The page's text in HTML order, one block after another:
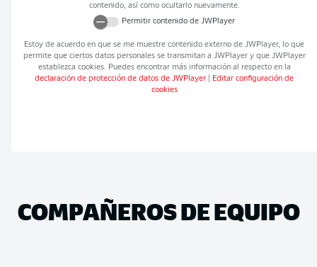
contenido, así como ocultarlo nuevamente.
Permitir contenido de JWPlayer
Estoy de acuerdo en que se me muestre contenido externo de JWPlayer, lo que
permite que ciertos datos personales se transmitan a JWPlayery que JWPlayer
establezca cookies. Puedes encontrar más información al respecto en la
declaración de protección de datos de JWPlayer
Editar configuración de
cookies
COMPAÑEROS DE EQUIPO